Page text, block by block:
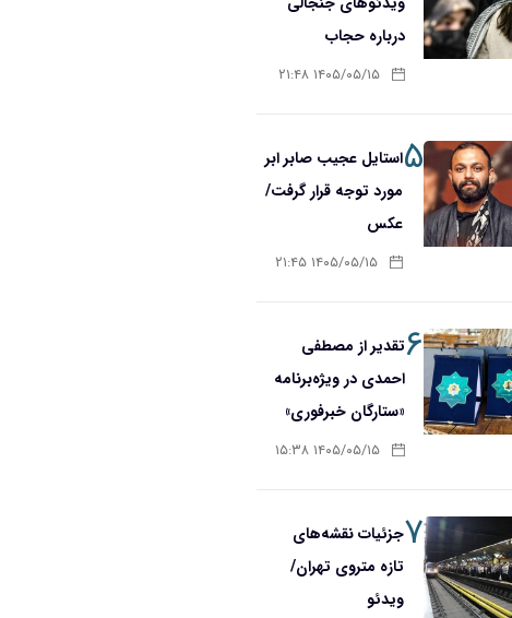
درباره حجاب
۱۴۰۵/۰۵/۱۵ ۲۱:۴۸
۵استایل عجیب صابر ابر
مورد توجه قرار گرفت/
عکس
۱۴۰۵/۰۵/۱۵ ۲۱:۴۵
۶تقدیر از مصطفی
احمدی در ویژه‌برنامه
«ستارگان خبرفوری»
۱۴۰۵/۰۵/۱۵ ۱۵:۳۸
۷جزئیات نقشه‌های
تازه متروی تهران/
ویدئو